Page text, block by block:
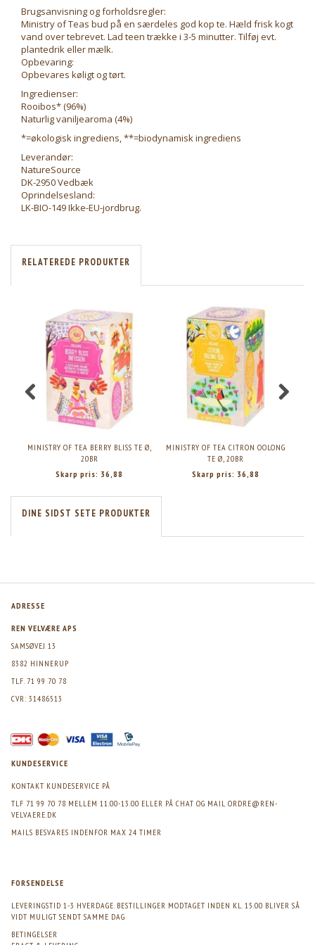
Brugsanvisning og forholdsregler:
Ministry of Teas bud på en særdeles god kop te. Hæld frisk kogt
vand over tebrevet. Lad teen trække i 3-5 minutter. Tilføj evt.
plantedrik eller mælk.
Opbevaring:
Opbevares køligt og tørt.
Ingredienser:
Rooibos* (96%)
Naturlig vaniljearoma (4%)
*=økologisk ingrediens, **=biodynamisk ingrediens
Leverandør:
NatureSource
DK-2950 Vedbæk
Oprindelsesland:
LK-BIO-149 Ikke-EU-jordbrug.
RELATEREDE PRODUKTER
MINISTRY OF TEA BERRY BLISS TE Ø,
20BR
Skarp pris: 36,88
MINISTRY OF TEA CITRON OOLONG
TE Ø, 20BR
Skarp pris: 36,88
DINE SIDST SETE PRODUKTER
ADRESSE
REN VELVÆRE APS
SAMSØVEJ 13
8382 HINNERUP
TLF. 71 99 70 78
CVR: 31486513
KUNDESERVICE
KONTAKT KUNDESERVICE PÅ
TLF 71 99 70 78 MELLEM 11.00-13.00 ELLER PÅ CHAT OG MAIL ORDRE@REN-
VELVAERE.DK
MAILS BESVARES INDENFOR MAX 24 TIMER
FORSENDELSE
LEVERINGSTID 1-3 HVERDAGE. BESTILLINGER MODTAGET INDEN KL. 15.00 BLIVER SÅ
VIDT MULIGT SENDT SAMME DAG
BETINGELSER